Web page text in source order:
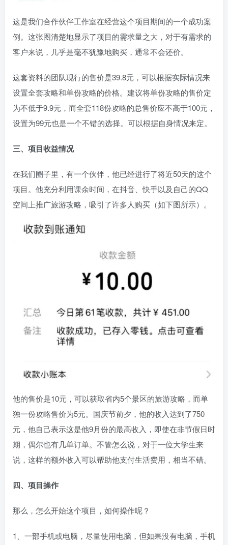
这是我们合作伙伴工作室在经营这个项目期间的一个成功案
例。这张图清楚地显示了项目的需求量之大，对于有需求的
客户来说，几乎是毫不犹豫地购买，通常不会还价。
这套资料的团队现行的售价是39.8元，可以根据实际情况来
设置全套攻略和单份攻略的价格。建议将单份攻略的售价定
为不低于9.9元，而全套118份攻略的总售价应不高于100元，
设置为99元也是一个不错的选择。可以根据自身情况来定。
三、项目收益情况
在我们圈子里，有一个伙伴，他已经进行了将近50天的这个
项目。他充分利用课余时间，在抖音、快手以及自己的QQ
空间上推广旅游攻略，吸引了许多人购买（如下图所示）。
他的售价是10元，可以获取省内5个景区的旅游攻略，而单
独一份攻略售价为5元。国庆节前夕，他的收入达到了750
元，他自己表示这是他9月份的最高收入，即使在非节假日时
期，偶尔也有几单订单。不管怎么说，对于一位大学生来
说，这样的额外收入可以帮助他支付生活费用，相当不错。
四、 项目操作
那么，怎么开始这个项目，如何操作呢？
1、一部手机或电脑，尽量使用电脑，但如果没有电脑，手机